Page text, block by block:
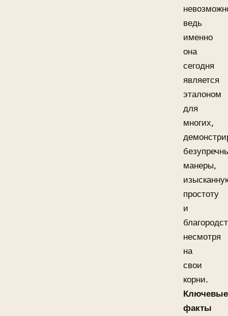
ведь
именно
она
сегодня
является
эталоном
для
многих,
манеры,
простоту
и
несмотря
на
свои
корни.
Ключевые
факты